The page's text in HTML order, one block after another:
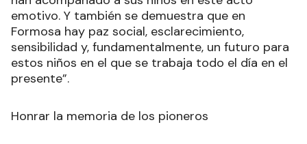
emotivo. Y también se demuestra que en
Formosa hay paz social, esclarecimiento,
sensibilidad y, fundamentalmente, un futuro para
estos niños en el que se trabaja todo el día en el
presente”.
Honrar la memoria de los pioneros